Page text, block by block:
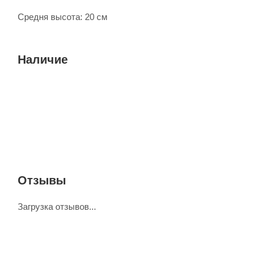
Средня высота: 20 см
Наличие
Отзывы
Загрузка отзывов...